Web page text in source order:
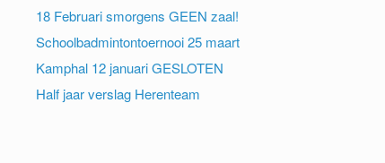
18 Februari smorgens GEEN zaal!
Schoolbadmintontoernooi 25 maart
Kamphal 12 januari GESLOTEN
Half jaar verslag Herenteam